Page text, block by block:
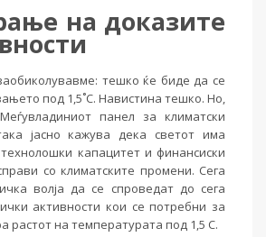
на доказите
тешко ќе биде да се
под 1,5˚C. Навистина тешко. Но,
панел за климатски
јасно кажува дека светот има
капацитет и финансиски
со климатските промени. Сега
волја да се спроведат до сега
активности кои се потребни за
растот на температурата под 1,5 C.